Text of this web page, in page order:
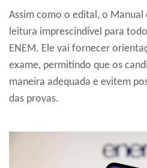
Assim como o edital, o Manual
leitura imprescindível para
ENEM. Ele vai fornecer
exame, permitindo que os
maneira adequada e evitem
das provas.